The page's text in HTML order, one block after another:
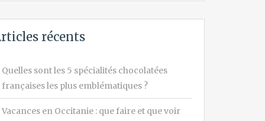
récents
Quelles sont les 5 spécialités chocolatées
françaises les plus emblématiques ?
Vacances en Occitanie : que faire et que voir